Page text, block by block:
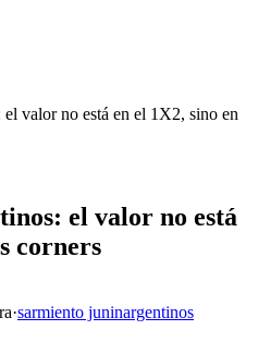
valor no está en el 1X2, sino en
el valor no está
corners
·sarmiento juninargentinos